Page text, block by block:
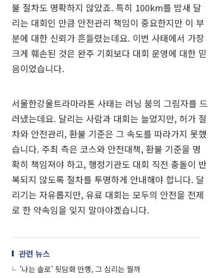
불 절차도 명확하지 않았죠. 특히 100km를 밤새 달
리는 대회인 만큼 안전관리 책임이 중요한지만 이 부
분에 대한 신뢰가 흔들렸는데요. 이번 사태에서 가장
크게 훼손된 것은 완주 기회보다 대회 운영에 대한 믿
음이었습니다.
서울한강울트라마라톤 사태는 러닝 붐의 그림자를 드
러냈는데요. 달리는 사람과 대회는 늘었지만, 허가 절
차와 안전관리, 환불 기준은 그 속도를 따라가지 못했
습니다. 주최 측은 코스와 안전대책, 환불 기준을 명
확히 책임져야 하고, 행정기관도 대회 직전 충돌이 반
복되지 않도록 절차를 투명하게 안내해야 합니다. 달
리기는 자유롭지만, 유료 대회는 모두의 안전을 전제
로 한 약속임을 잊지 말아야겠습니다.
관련 뉴스
'나는 솔로' 뒷담화 만행, 그 심리는 뭘까